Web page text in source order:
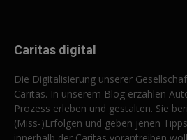
Caritas digital
Die Digitalisierung unserer
Caritas. In unserem Blog erzählen
Prozess erleben und gestalten. Sie
(Miss-)Erfolgen und geben jenen